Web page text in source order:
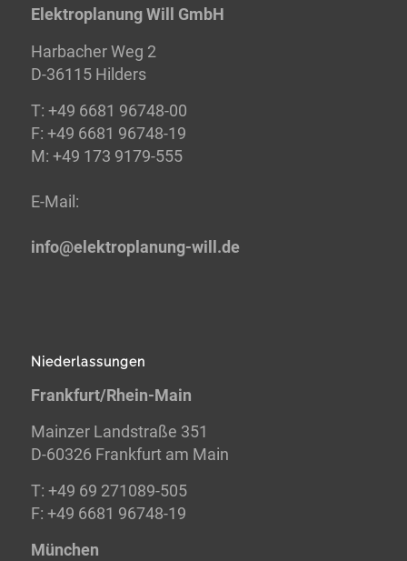
Elektroplanung Will GmbH
Harbacher Weg 2
D-36115 Hilders
T: +49 6681 96748-00
F: +49 6681 96748-19
M: +49 173 9179-555
E-Mail:
info@elektroplanung-will.de
Niederlassungen
Frankfurt/Rhein-Main
Mainzer Landstraße 351
D-60326 Frankfurt am Main
T: +49 69 271089-505
F: +49 6681 96748-19
München